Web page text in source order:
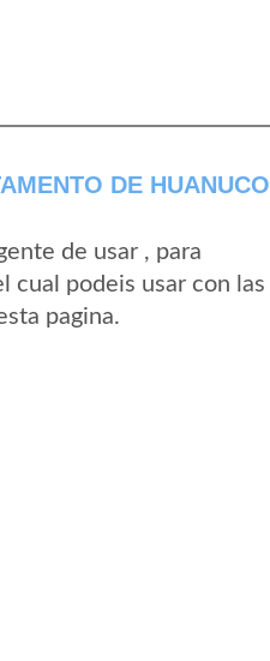
DE HUANUCO
de usar , para
cual podeis usar con las
pagina.